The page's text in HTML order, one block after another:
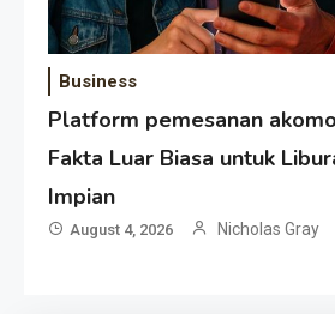
Business
Platform pemesanan
Fakta Luar Biasa untuk
Impian
August 4, 2026 Nicholas Gray